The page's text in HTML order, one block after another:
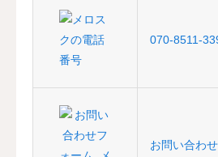
070-8511-
お問い合わ